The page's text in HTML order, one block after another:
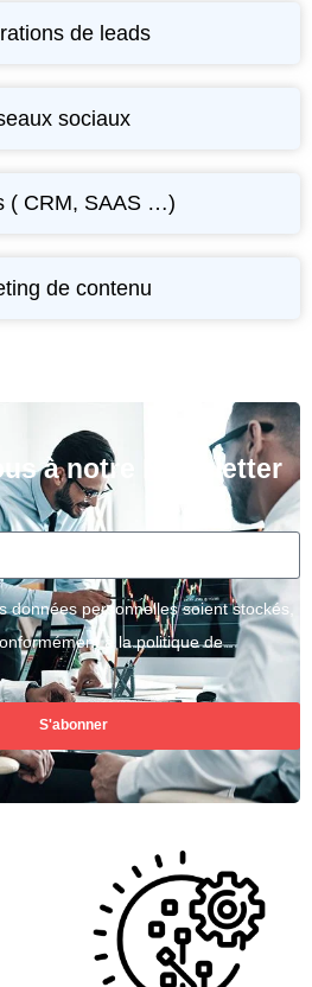
de leads
sociaux
( CRM, SAAS …)
de contenu
à notre Newsletter
données personnelles soient stockés,
à la politique de
S'abonner